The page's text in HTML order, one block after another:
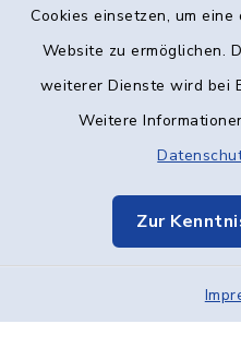
Cookies einsetzen, um
Website zu ermöglichen.
weiterer Dienste wird bei
Weitere
Zur
Elektronische